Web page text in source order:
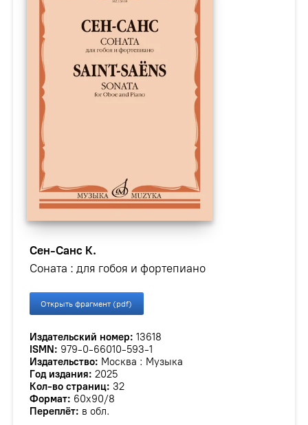
Сен-Санс К.
Соната : для гобоя и фортепиано
Открыть фрагмент (pdf)
Издательский номер: 13618
ISMN: 979-0-66010-593-1
Издательство: Москва : Музыка
Год издания: 2025
Кол-во страниц: 32
Формат: 60х90/8
Переплёт: в обл.